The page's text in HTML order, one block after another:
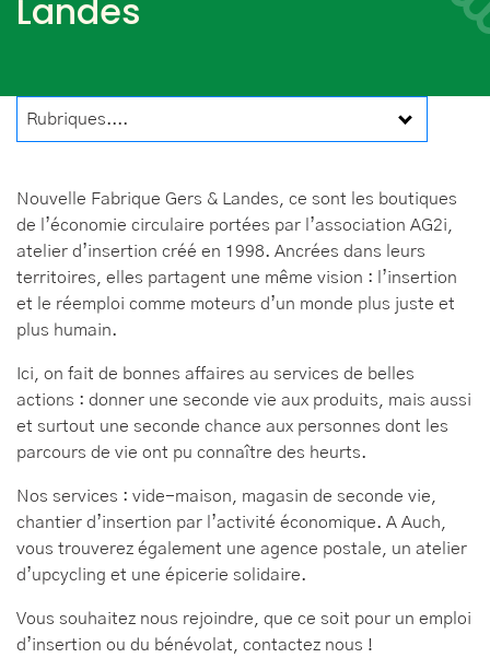
Landes
Rubriques....
Nouvelle Fabrique Gers & Landes, ce sont les boutiques
de l’économie circulaire portées par l’association AG2i,
atelier d’insertion créé en 1998. Ancrées dans leurs
territoires, elles partagent une même vision : l’insertion
et le réemploi comme moteurs d’un monde plus juste et
plus humain.
Ici, on fait de bonnes affaires au services de belles
actions : donner une seconde vie aux produits, mais aussi
et surtout une seconde chance aux personnes dont les
parcours de vie ont pu connaître des heurts.
Nos services : vide-maison, magasin de seconde vie,
chantier d’insertion par l’activité économique. A Auch,
vous trouverez également une agence postale, un atelier
d’upcycling et une épicerie solidaire.
Vous souhaitez nous rejoindre, que ce soit pour un emploi
d’insertion ou du bénévolat, contactez nous !